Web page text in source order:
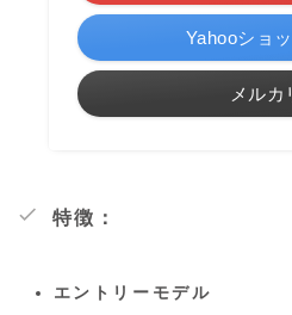
Yahooショ
メルカ
特徴：
エントリーモデル